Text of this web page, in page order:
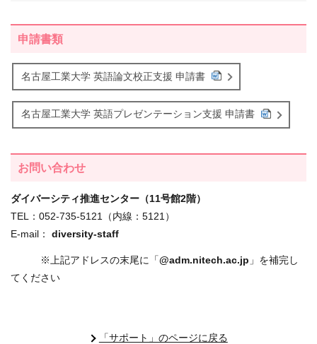
申請書類
名古屋工業大学 英語論文校正支援 申請書
名古屋工業大学 英語プレゼンテーション支援 申請書
お問い合わせ
ダイバーシティ推進センター（11号館2階）
TEL：052-735-5121（内線：5121）
E-mail： diversity-staff
※上記アドレスの末尾に「@adm.nitech.ac.jp 」を補完し
てください
「サポート」のページに戻る